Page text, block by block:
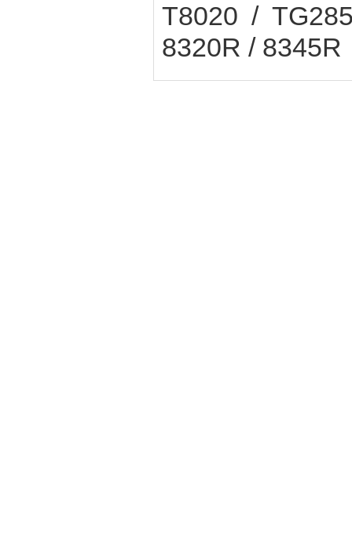
T8020 /
8320R / 8345R